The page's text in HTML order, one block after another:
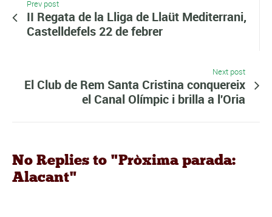
Prev post
II Regata de la Lliga de Llaüt Mediterrani,
Castelldefels 22 de febrer
Next post
El Club de Rem Santa Cristina conquereix
el Canal Olímpic i brilla a l'Oria
No Replies to "Pròxima parada:
Alacant"